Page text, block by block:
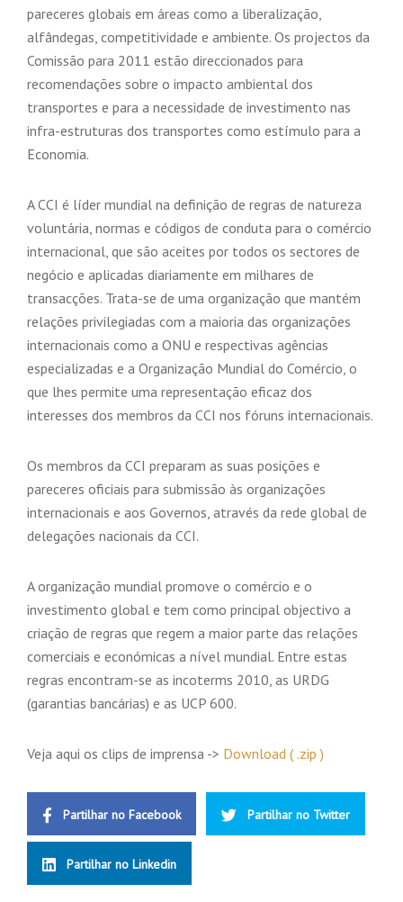
pareceres globais em áreas como a liberalização,
alfândegas, competitividade e ambiente. Os projectos da
Comissão para 2011 estão direccionados para
recomendações sobre o impacto ambiental dos
transportes e para a necessidade de investimento nas
infra-estruturas dos transportes como estímulo para a
Economia.
A CCI é líder mundial na definição de regras de natureza
voluntária, normas e códigos de conduta para o comércio
internacional, que são aceites por todos os sectores de
negócio e aplicadas diariamente em milhares de
transacções. Trata-se de uma organização que mantém
relações privilegiadas com a maioria das organizações
internacionais como a ONU e respectivas agências
especializadas e a Organização Mundial do Comércio, o
que lhes permite uma representação eficaz dos
interesses dos membros da CCI nos fóruns internacionais.
Os membros da CCI preparam as suas posições e
pareceres oficiais para submissão às organizações
internacionais e aos Governos, através da rede global de
delegações nacionais da CCI.
A organização mundial promove o comércio e o
investimento global e tem como principal objectivo a
criação de regras que regem a maior parte das relações
comerciais e económicas a nível mundial. Entre estas
regras encontram-se as incoterms 2010, as URDG
(garantias bancárias) e as UCP 600.
Veja aqui os clips de imprensa -> Download ( .zip )
Partilhar no Facebook Partilhar no Twitter
Partilhar no Linkedin